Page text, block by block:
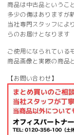
商品は中古品というこ
多少の傷はありますが
当社専門スタッフによ
らのお届けとなります
ご使用になられている
商品画像と実際の商品
【お問い合わせ】